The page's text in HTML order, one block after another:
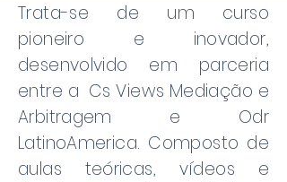
Trata-se de um curso
pioneiro e inovador,
desenvolvido em parceria
entre a Cs Views Mediação e
Arbitragem e Odr
LatinoAmerica. Composto de
aulas teóricas, vídeos e